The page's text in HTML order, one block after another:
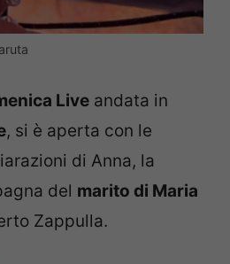
Live andata in
, si è aperta con le
di Anna, la
del marito di Maria
Zappulla.